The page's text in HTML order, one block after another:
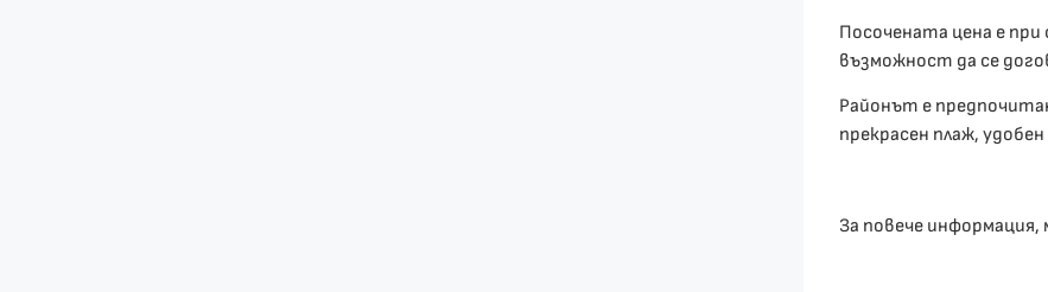
Посочената цена е при
възможност да се
Районът е
прекрасен плаж,
За повече информация,